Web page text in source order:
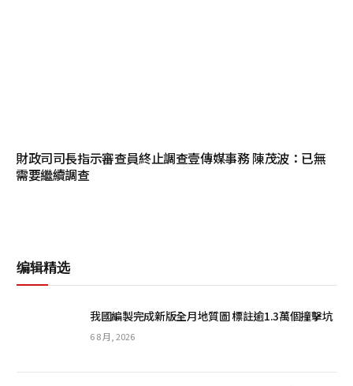
財政司司長指示審查員終止調查壹傳媒事務 陳茂波：已無
需要繼續調查
编辑精选
我國編製完成新版全月地質圖 標註逾1.3萬個撞擊坑
6 8 月, 2026